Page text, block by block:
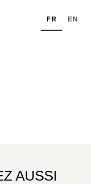
FR EN
AUSSI